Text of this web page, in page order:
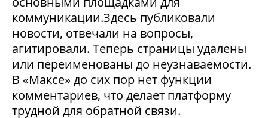
коммуникации.Здесь публиковали
новости, отвечали на вопросы,
агитировали. Теперь страницы удалены
или переименованы до неузнаваемости.
В «Максе» до сих пор нет функции
комментариев, что делает платформу
трудной для обратной связи.